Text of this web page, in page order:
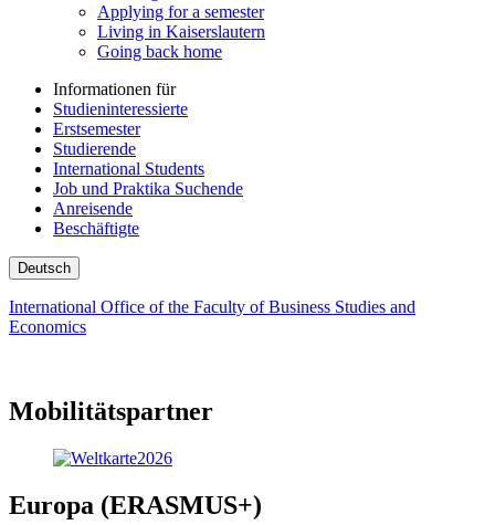
Applying for a semester
Living in Kaiserslautern
Going back home
Informationen für
Studieninteressierte
Erstsemester
Studierende
International Students
Job und Praktika Suchende
Anreisende
Beschäftigte
Deutsch
International Office of the Faculty of Business Studies and
Economics
Mobilitätspartner
Europa (ERASMUS+)